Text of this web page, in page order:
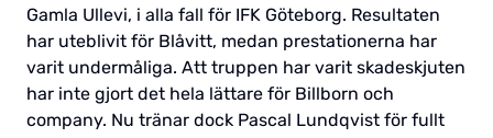
Gamla Ullevi, i alla fall för IFK Göteborg. Resultaten
har uteblivit för Blåvitt, medan prestationerna har
varit undermåliga. Att truppen har varit skadeskjuten
har inte gjort det hela lättare för Billborn och
company. Nu tränar dock Pascal Lundqvist för fullt